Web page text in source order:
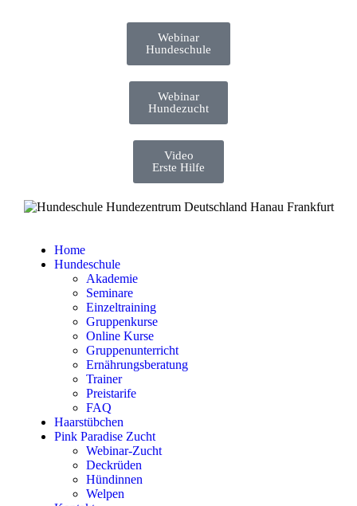
Webinar
Hundeschule
Webinar
Hundezucht
Video
Erste Hilfe
Home
Hundeschule
Akademie
Seminare
Einzeltraining
Gruppenkurse
Online Kurse
Gruppenunterricht
Ernährungsberatung
Trainer
Preistarife
FAQ
Haarstübchen
Pink Paradise Zucht
Webinar-Zucht
Deckrüden
Hündinnen
Welpen